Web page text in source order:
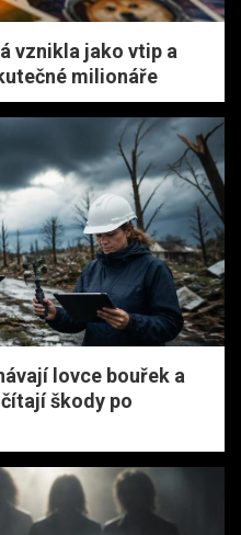
vznikla jako vtip a
milionáře
lovce bouřek a
škody po